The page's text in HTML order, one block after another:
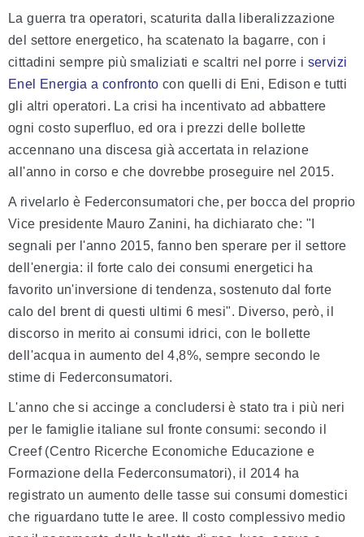
La guerra tra operatori, scaturita dalla liberalizzazione
del settore energetico, ha scatenato la bagarre, con i
cittadini sempre più smaliziati e scaltri nel porre i servizi
Enel Energia a confronto con quelli di Eni, Edison e tutti
gli altri operatori. La crisi ha incentivato ad abbattere
ogni costo superfluo, ed ora i prezzi delle bollette
accennano una discesa già accertata in relazione
all'anno in corso e che dovrebbe proseguire nel 2015.
A rivelarlo è Federconsumatori che, per bocca del proprio
Vice presidente Mauro Zanini, ha dichiarato che: "I
segnali per l'anno 2015, fanno ben sperare per il settore
dell'energia: il forte calo dei consumi energetici ha
favorito un'inversione di tendenza, sostenuto dal forte
calo del brent di questi ultimi 6 mesi". Diverso, però, il
discorso in merito ai consumi idrici, con le bollette
dell'acqua in aumento del 4,8%, sempre secondo le
stime di Federconsumatori.
L'anno che si accinge a concludersi è stato tra i più neri
per le famiglie italiane sul fronte consumi: secondo il
Creef (Centro Ricerche Economiche Educazione e
Formazione della Federconsumatori), il 2014 ha
registrato un aumento delle tasse sui consumi domestici
che riguardano tutte le aree. Il costo complessivo medio